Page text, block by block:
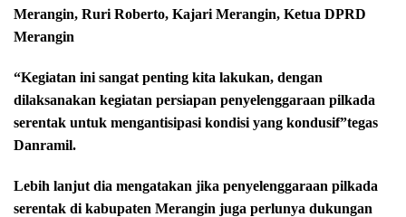
Merangin, Ruri Roberto, Kajari Merangin, Ketua DPRD
Merangin
“Kegiatan ini sangat penting kita lakukan, dengan
dilaksanakan kegiatan persiapan penyelenggaraan pilkada
serentak untuk mengantisipasi kondisi yang kondusif”tegas
Danramil.
Lebih lanjut dia mengatakan jika penyelenggaraan pilkada
serentak di kabupaten Merangin juga perlunya dukungan